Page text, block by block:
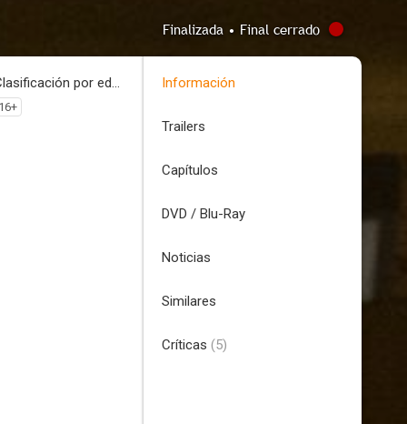
Finalizada • Final cerrado
Clasificación por edades
16+
Información
Trailers
Capítulos
DVD / Blu-Ray
Noticias
Similares
Críticas (5)